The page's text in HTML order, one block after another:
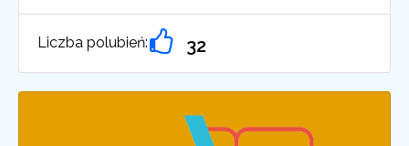
Liczba polubień: 32